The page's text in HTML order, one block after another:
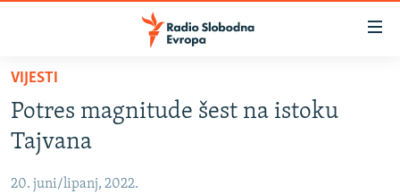
Pređite
glavni
sadržaj
Pređite
na
BOSNA I HERCEGOVINA
SRBIJA
VIJESTI
Potres magnitude šest na istoku
Tajvana
20. juni/lipanj, 2022.